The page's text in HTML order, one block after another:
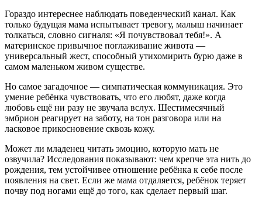
Гораздо интереснее наблюдать поведенческий канал. Как
только будущая мама испытывает тревогу, малыш начинает
толкаться, словно сигналя: «Я почувствовал тебя!». А
материнское привычное поглаживание живота —
универсальный жест, способный утихомирить бурю даже в
самом маленьком живом существе.
Но самое загадочное — симпатическая коммуникация. Это
умение ребёнка чувствовать, что его любят, даже когда
любовь ещё ни разу не звучала вслух. Шестимесячный
эмбрион реагирует на заботу, на тон разговора или на
ласковое прикосновение сквозь кожу.
Может ли младенец читать эмоцию, которую мать не
озвучила? Исследования показывают: чем крепче эта нить до
рождения, тем устойчивее отношение ребёнка к себе после
появления на свет. Если же мама отдаляется, ребёнок теряет
почву под ногами ещё до того, как сделает первый шаг.